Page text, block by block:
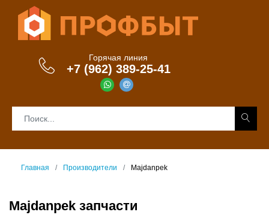
Горячая линия
+7 (962) 389-25-41
Главная Производители Majdanpek
Majdanpek запчасти